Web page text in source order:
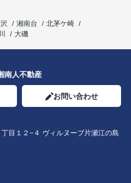
湘南台
北茅ケ崎
大磯
南人不動産
お問い合わせ
目１２−４ ヴィルヌーブ片瀬江の島